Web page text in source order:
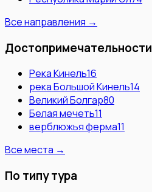
Все направления →
Достопримечательности
Река Кинель16
река Большой Кинель14
Великий Болгар80
Белая мечеть11
верблюжья ферма11
Все места →
По типу тура